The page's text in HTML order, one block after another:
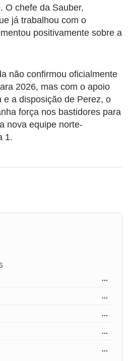
O chefe da Sauber,
já trabalhou com o
positivamente sobre a
não confirmou oficialmente
2026, mas com o apoio
e a disposição de Perez, o
força nos bastidores para
nova equipe norte-
1.
...
...
...
...
...